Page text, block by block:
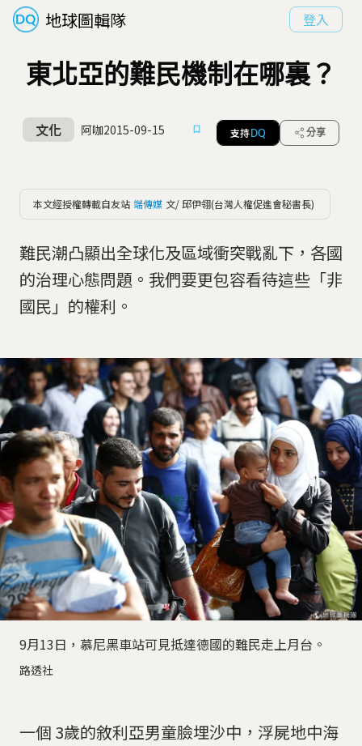
地球圖輯隊 登入
東北亞的難民機制在哪裏？
文化 阿咖2015-09-15 支持 DQ 分享
本文經授權轉載自友站 端傳媒 文/ 邱伊翎(台灣人權促進會秘書長)
難民潮凸顯出全球化及區域衝突戰亂下，各國
的治理心態問題。我們要更包容看待這些「非
國民」的權利。
9月13日，慕尼黑車站可見抵達德國的難民走上月台。
路透社
一個 3歲的敘利亞男童臉埋沙中，浮屍地中海